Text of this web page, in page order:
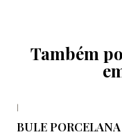
Também
BULE